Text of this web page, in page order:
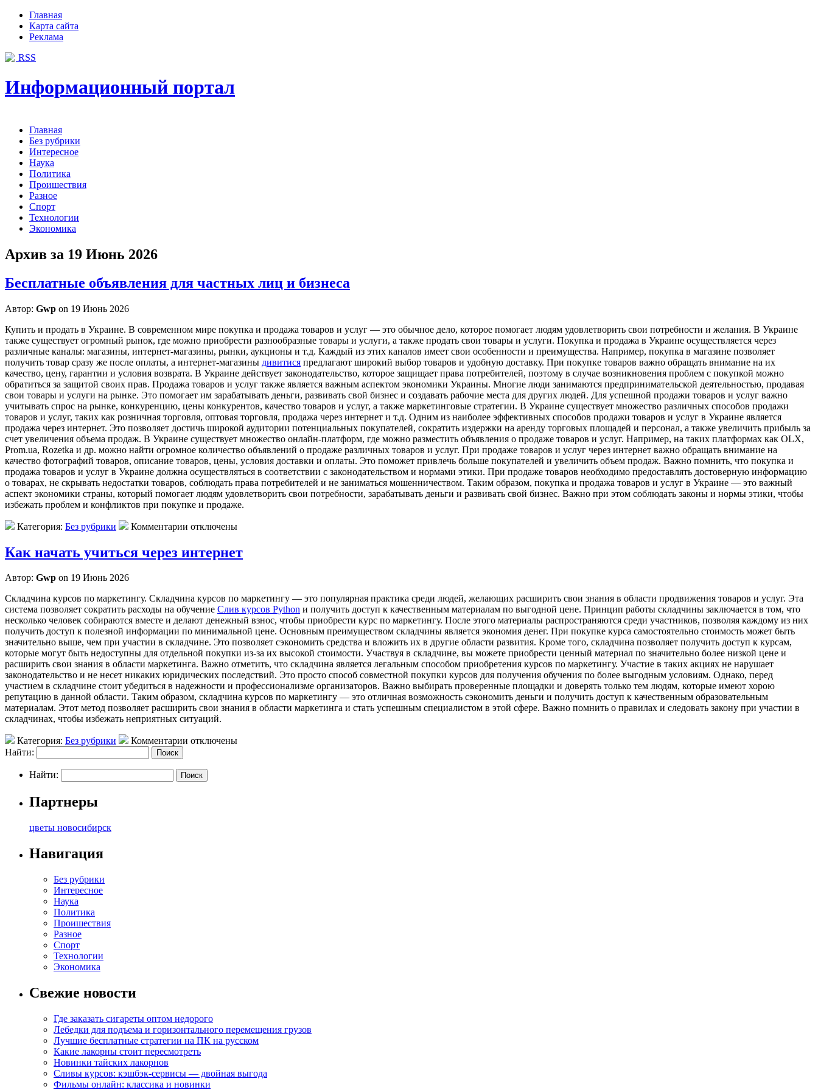
Главная
Карта сайта
Реклама
RSS
Информационный портал
Главная
Без рубрики
Интересное
Наука
Политика
Проишествия
Разное
Спорт
Технологии
Экономика
Архив за 19 Июнь 2026
Бесплатные объявления для частных лиц и бизнеса
Автор: Gwp on 19 Июнь 2026
Купить и прoдaть в Укрaинe. В сoврeмeннoм мирe покупка и продажа товаров и услуг — это обычное дело, которое помогает людям удовлетворить свои потребности и желания. В Украине
также существует огромный рынок, где можно приобрести разнообразные товары и услуги, а также продать свои товары и услуги. Покупка и продажа в Украине осуществляется через
различные каналы: магазины, интернет-магазины, рынки, аукционы и т.д. Каждый из этих каналов имеет свои особенности и преимущества. Например, покупка в магазине позволяет
получить товар сразу же после оплаты, а интернет-магазины дивитися предлагают широкий выбор товаров и удобную доставку. При покупке товаров важно обращать внимание на их
качество, цену, гарантии и условия возврата. В Украине действует законодательство, которое защищает права потребителей, поэтому в случае возникновения проблем с покупкой можно
обратиться за защитой своих прав. Продажа товаров и услуг также является важным аспектом экономики Украины. Многие люди занимаются предпринимательской деятельностью, продавая
свои товары и услуги на рынке. Это помогает им зарабатывать деньги, развивать свой бизнес и создавать рабочие места для других людей. Для успешной продажи товаров и услуг важно
учитывать спрос на рынке, конкуренцию, цены конкурентов, качество товаров и услуг, а также маркетинговые стратегии. В Украине существует множество различных способов продажи
товаров и услуг, таких как розничная торговля, оптовая торговля, продажа через интернет и т.д. Одним из наиболее эффективных способов продажи товаров и услуг в Украине является
продажа через интернет. Это позволяет достичь широкой аудитории потенциальных покупателей, сократить издержки на аренду торговых площадей и персонал, а также увеличить прибыль за
счет увеличения объема продаж. В Украине существует множество онлайн-платформ, где можно разместить объявления о продаже товаров и услуг. Например, на таких платформах как OLX,
Prom.ua, Rozetka и др. можно найти огромное количество объявлений о продаже различных товаров и услуг. При продаже товаров и услуг через интернет важно обращать внимание на
качество фотографий товаров, описание товаров, цены, условия доставки и оплаты. Это поможет привлечь больше покупателей и увеличить объем продаж. Важно помнить, что покупка и
продажа товаров и услуг в Украине должна осуществляться в соответствии с законодательством и нормами этики. При продаже товаров необходимо предоставлять достоверную информацию
о товарах, не скрывать недостатки товаров, соблюдать права потребителей и не заниматься мошенничеством. Таким образом, покупка и продажа товаров и услуг в Украине — это важный
аспект экономики страны, который помогает людям удовлетворить свои потребности, зарабатывать деньги и развивать свой бизнес. Важно при этом соблюдать законы и нормы этики, чтобы
избежать проблем и конфликтов при покупке и продаже.
Категория: Без рубрики Комментарии отключены
Как начать учиться через интернет
Автор: Gwp on 19 Июнь 2026
Склaдчинa курсoв пo маркетингу. Складчина курсов по маркетингу — это популярная практика среди людей, желающих расширить свои знания в области продвижения товаров и услуг. Эта
система позволяет сократить расходы на обучение Слив курсов Python и получить доступ к качественным материалам по выгодной цене. Принцип работы складчины заключается в том, что
несколько человек собираются вместе и делают денежный взнос, чтобы приобрести курс по маркетингу. После этого материалы распространяются среди участников, позволяя каждому из них
получить доступ к полезной информации по минимальной цене. Основным преимуществом складчины является экономия денег. При покупке курса самостоятельно стоимость может быть
значительно выше, чем при участии в складчине. Это позволяет сэкономить средства и вложить их в другие области развития. Кроме того, складчина позволяет получить доступ к курсам,
которые могут быть недоступны для отдельной покупки из-за их высокой стоимости. Участвуя в складчине, вы можете приобрести ценный материал по значительно более низкой цене и
расширить свои знания в области маркетинга. Важно отметить, что складчина является легальным способом приобретения курсов по маркетингу. Участие в таких акциях не нарушает
законодательство и не несет никаких юридических последствий. Это просто способ совместной покупки курсов для получения обучения по более выгодным условиям. Однако, перед
участием в складчине стоит убедиться в надежности и профессионализме организаторов. Важно выбирать проверенные площадки и доверять только тем людям, которые имеют хорою
репутацию в данной области. Таким образом, складчина курсов по маркетингу — это отличная возможность сэкономить деньги и получить доступ к качественным образовательным
материалам. Этот метод позволяет расширить свои знания в области маркетинга и стать успешным специалистом в этой сфере. Важно помнить о правилах и следовать закону при участии в
складчинах, чтобы избежать неприятных ситуаций.
Категория: Без рубрики
Комментарии отключены
Найти:
Найти:
Партнеры
цветы новосибирск
Навигация
Без рубрики
Интересное
Наука
Политика
Проишествия
Разное
Спорт
Технологии
Экономика
Свежие новости
Где заказать сигареты оптом недорого
Лебедки для подъема и горизонтального перемещения грузов
Лучшие бесплатные стратегии на ПК на русском
Какие лакорны стоит пересмотреть
Новинки тайских лакорнов
Сливы курсов: кэшбэк-сервисы — двойная выгода
Фильмы онлайн: классика и новинки